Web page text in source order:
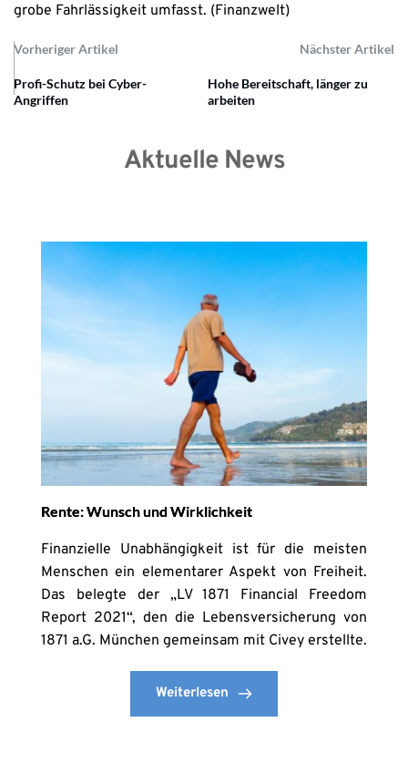
grobe Fahrlässigkeit umfasst. (Finanzwelt)
Vorheriger Artikel Nächster Artikel
Profi-Schutz bei Cyber-
Angriffen
Hohe Bereitschaft, länger zu
arbeiten
Aktuelle News
Rente: Wunsch und Wirklichkeit
Finanzielle Unabhängigkeit ist für die meisten
Menschen ein elementarer Aspekt von Freiheit.
Das belegte der „LV 1871 Financial Freedom
Report 2021“, den die Lebensversicherung von
1871 a.G. München gemeinsam mit Civey erstellte.
Weiterlesen